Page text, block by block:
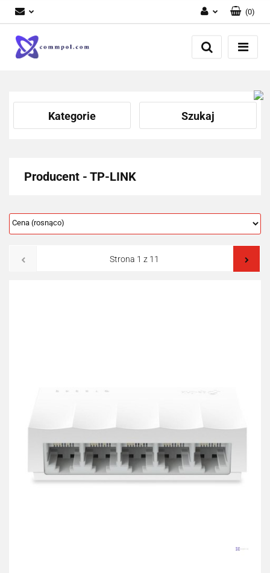
Zaloguj się
Zarejestruj się
(0)
Kategorie Szukaj
Producent - TP-LINK